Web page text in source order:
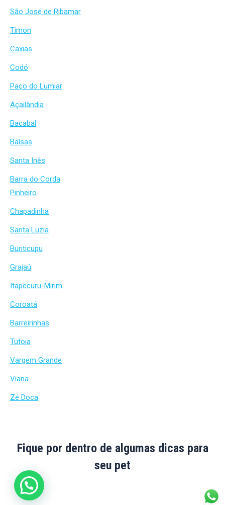
São José de Ribamar
Timon
Caxias
Codó
Paço do Lumiar
Açailândia
Bacabal
Balsas
Santa Inês
Barra do Corda
Pinheiro
Chapadinha
Santa Luzia
Buriticupu
Grajaú
Itapecuru-Mirim
Coroatá
Barreirinhas
Tutoia
Vargem Grande
Viana
Zé Doca
Fique por dentro de algumas dicas para
seu pet